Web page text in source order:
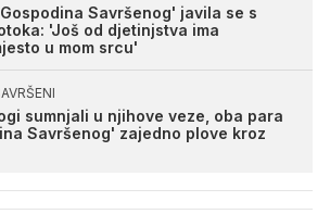
Savršenog' javila se s
'Još od djetinjstva ima
u mom srcu'
sumnjali u njihove veze, oba para
Savršenog' zajedno plove kroz